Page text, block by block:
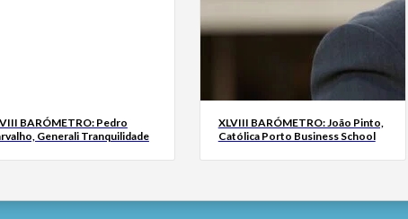
BARÓMETRO: Pedro
Generali Tranquilidade
XLVIII BARÓMETRO: João Pinto,
Católica Porto Business School